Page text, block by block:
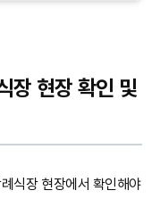
장 현장 확인 및
식장 현장에서 확인해야